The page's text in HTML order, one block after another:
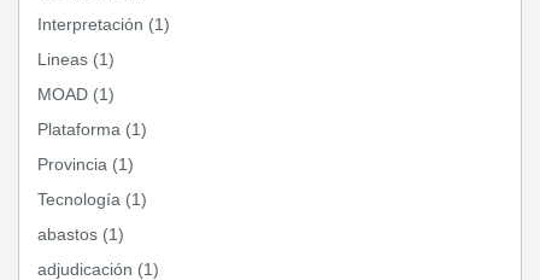
Interpretación (1)
Lineas (1)
MOAD (1)
Plataforma (1)
Provincia (1)
Tecnología (1)
abastos (1)
adjudicación (1)